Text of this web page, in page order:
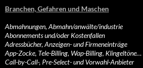
Branchen, Gefahren und Maschen
Abmahnungen, Abmahn/anwälte/industrie
Abonnements und/oder Kostenfallen
Adressbücher, Anzeigen- und Firmeneinträge
App-Zocke, Tele-Billing, Wap-Billing, Klingeltöne…
Call-by-Call-, Pre-Select- und Vorwahl-Anbieter